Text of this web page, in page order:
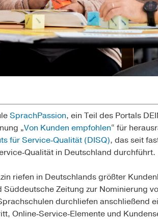
SprachPassion, ein Teil des Portals
„Von Kunden empfohlen“ für
für Service‑Qualität (DISQ), das seit
in Deutschland durchführt.
riefen in Deutschlands größter
Zeitung zur Nominierung
durchliefen anschließend
Online‑Service‑Elemente und